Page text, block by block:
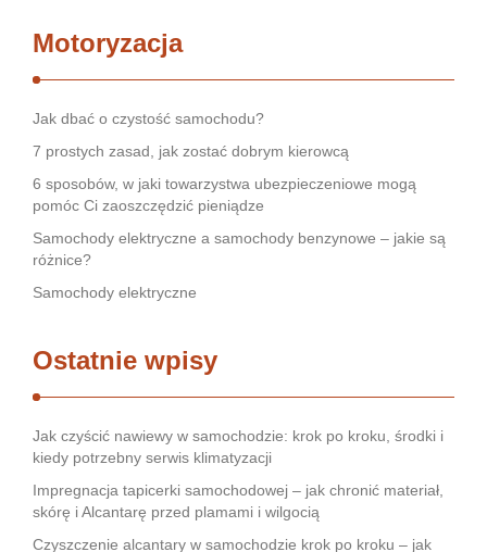
Motoryzacja
Jak dbać o czystość samochodu?
7 prostych zasad, jak zostać dobrym kierowcą
6 sposobów, w jaki towarzystwa ubezpieczeniowe mogą
pomóc Ci zaoszczędzić pieniądze
Samochody elektryczne a samochody benzynowe – jakie są
różnice?
Samochody elektryczne
Ostatnie wpisy
Jak czyścić nawiewy w samochodzie: krok po kroku, środki i
kiedy potrzebny serwis klimatyzacji
Impregnacja tapicerki samochodowej – jak chronić materiał,
skórę i Alcantarę przed plamami i wilgocią
Czyszczenie alcantary w samochodzie krok po kroku – jak